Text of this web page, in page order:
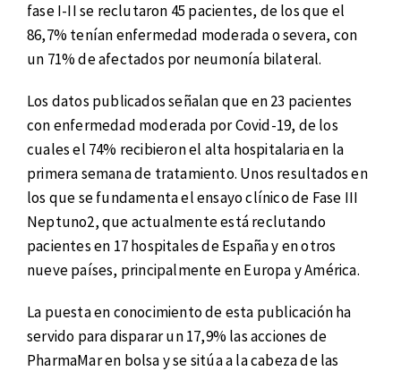
fase I-II se reclutaron 45 pacientes, de los que el
86,7% tenían enfermedad moderada o severa, con
un 71% de afectados por neumonía bilateral.
Los datos publicados señalan que en 23 pacientes
con enfermedad moderada por Covid-19, de los
cuales el 74% recibieron el alta hospitalaria en la
primera semana de tratamiento. Unos resultados en
los que se fundamenta el ensayo clínico de Fase III
Neptuno2, que actualmente está reclutando
pacientes en 17 hospitales de España y en otros
nueve países, principalmente en Europa y América.
La puesta en conocimiento de esta publicación ha
servido para disparar un 17,9% las acciones de
PharmaMar en bolsa y se sitúa a la cabeza de las